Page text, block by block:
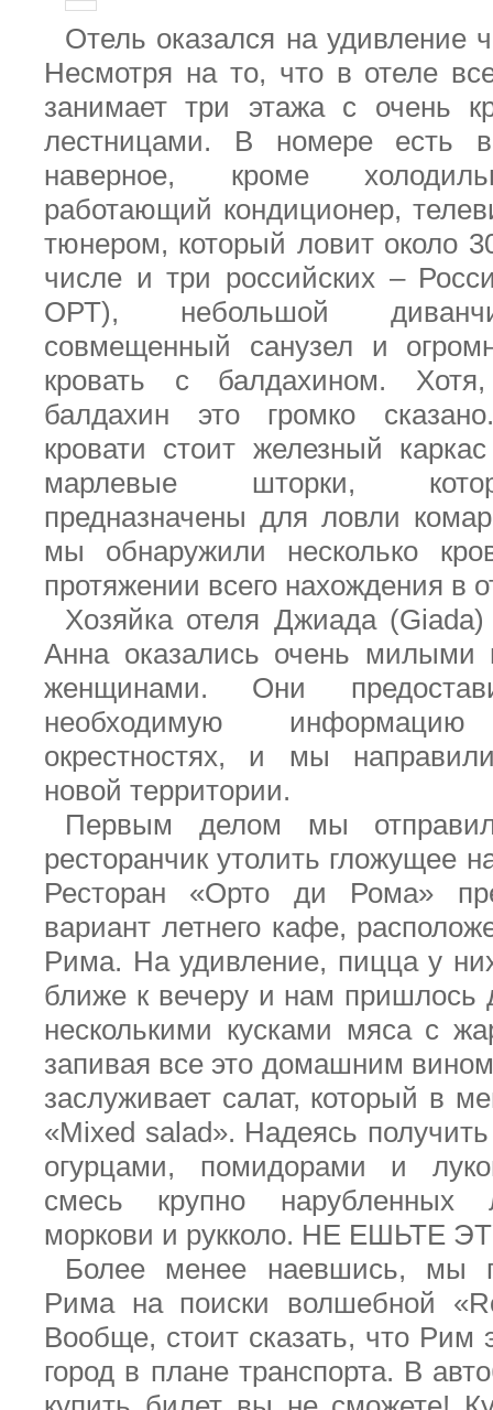
Отель оказался на
Несмотря на то, что в отеле
занимает три этажа с очень
лестницами. В номере есть
наверное, кроме
работающий кондиционер,
тюнером, который ловит около
числе и три российских –
ОРТ), небольшой
совмещенный санузел и
кровать с балдахином.
балдахин это громко
кровати стоит железный
марлевые шторки,
предназначены для ловли
мы обнаружили несколько
протяжении всего нахождения в
Хозяйка отеля Джиада (Giada)
Анна оказались очень
женщинами. Они
необходимую
окрестностях, и мы
новой территории.
Первым делом мы
ресторанчик утолить гложущее
Ресторан «Орто ди Рома»
вариант летнего кафе,
Рима. На удивление, пицца у
ближе к вечеру и нам пришлось
несколькими кусками мяса с
запивая все это домашним
заслуживает салат, который в
«Mixed salad». Надеясь
огурцами, помидорами и
смесь крупно нарубленных
моркови и рукколо. НЕ ЕШЬТЕ
Более менее наевшись, мы
Рима на поиски волшебной «
Вообще, стоит сказать, что Рим
город в плане транспорта. В